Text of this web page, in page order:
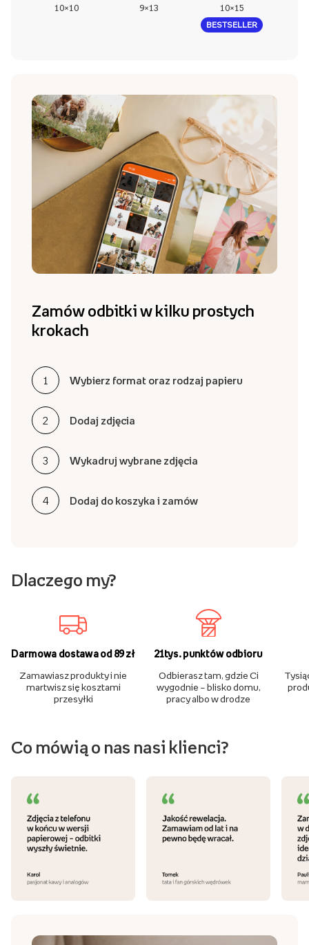
10×10 9×13 10×15
BESTSELLER
Zamów odbitki w kilku prostych
krokach
1 Wybierz format oraz rodzaj papieru
2 Dodaj zdjęcia
3 Wykadruj wybrane zdjęcia
4 Dodaj do koszyka i zamów
Dlaczego my?
Darmowa dostawa od 89 zł
Zamawiasz produkty i nie
martwisz się kosztami
przesyłki
21tys. punktów odbioru
Odbierasz tam, gdzie Ci
wygodnie – blisko domu,
pracy albo w drodze
Co mówią o nas nasi klienci?